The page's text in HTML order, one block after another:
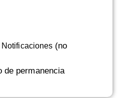
(no
de permanencia